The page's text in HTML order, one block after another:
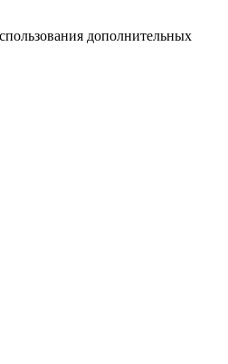
дополнительных